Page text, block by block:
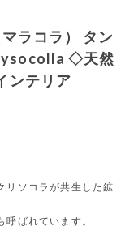
ラコラ） タン
◇天然
ンテリア
リソコラが共生した鉱
ばれています。